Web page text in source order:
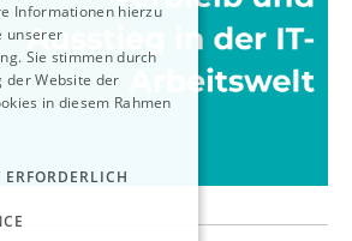
Informationen hierzu
unserer
Sie stimmen durch
der Website der
in diesem Rahmen